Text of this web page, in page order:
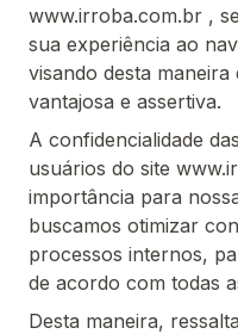
www.irroba.com.br ,
sua experiência ao
visando desta
vantajosa e assertiva.
A confidencialidade
usuários do site
importância para
buscamos otimizar
processos internos,
de acordo com todas
Desta maneira,